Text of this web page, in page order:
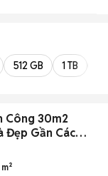
512 GB 1 TB
Công 30m2
Đẹp Gần Các